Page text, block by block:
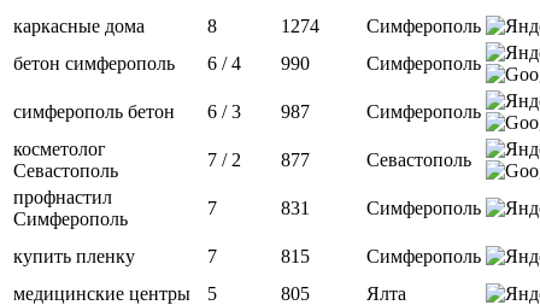
каркасные дома
8 1274
Симферополь
бетон симферополь
6 / 4 990 Симферополь
симферополь бетон 6 / 3 987
Симферополь
косметолог
Севастополь
7 / 2 877
Севастополь
профнастил
Симферополь
7 831 Симферополь
купить пленку 7 815
Симферополь
медицинские центры
5 805
Ялта